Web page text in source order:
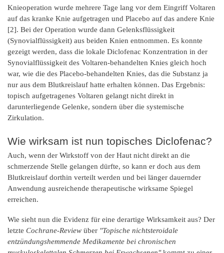
Knieoperation wurde mehrere Tage lang vor dem Eingriff Voltaren
auf das kranke Knie aufgetragen und Placebo auf das andere Knie
[2]. Bei der Operation wurde dann Gelenksflüssigkeit
(Synovialflüssigkeit) aus beiden Knien entnommen. Es konnte
gezeigt werden, dass die lokale Diclofenac Konzentration in der
Synovialflüssigkeit des Voltaren-behandelten Knies gleich hoch
war, wie die des Placebo-behandelten Knies, das die Substanz ja
nur aus dem Blutkreislauf hatte erhalten können. Das Ergebnis:
topisch aufgetragenes Voltaren gelangt nicht direkt in
darunterliegende Gelenke, sondern über die systemische
Zirkulation.
Wie wirksam ist nun topisches Diclofenac?
Auch, wenn der Wirkstoff von der Haut nicht direkt an die
schmerzende Stelle gelangen dürfte, so kann er doch aus dem
Blutkreislauf dorthin verteilt werden und bei länger dauernder
Anwendung ausreichende therapeutische wirksame Spiegel
erreichen.
Wie sieht nun die Evidenz für eine derartige Wirksamkeit aus? Der
letzte Cochrane-Review über "Topische nichtsteroidale
entzündungshemmende Medikamente bei chronischen